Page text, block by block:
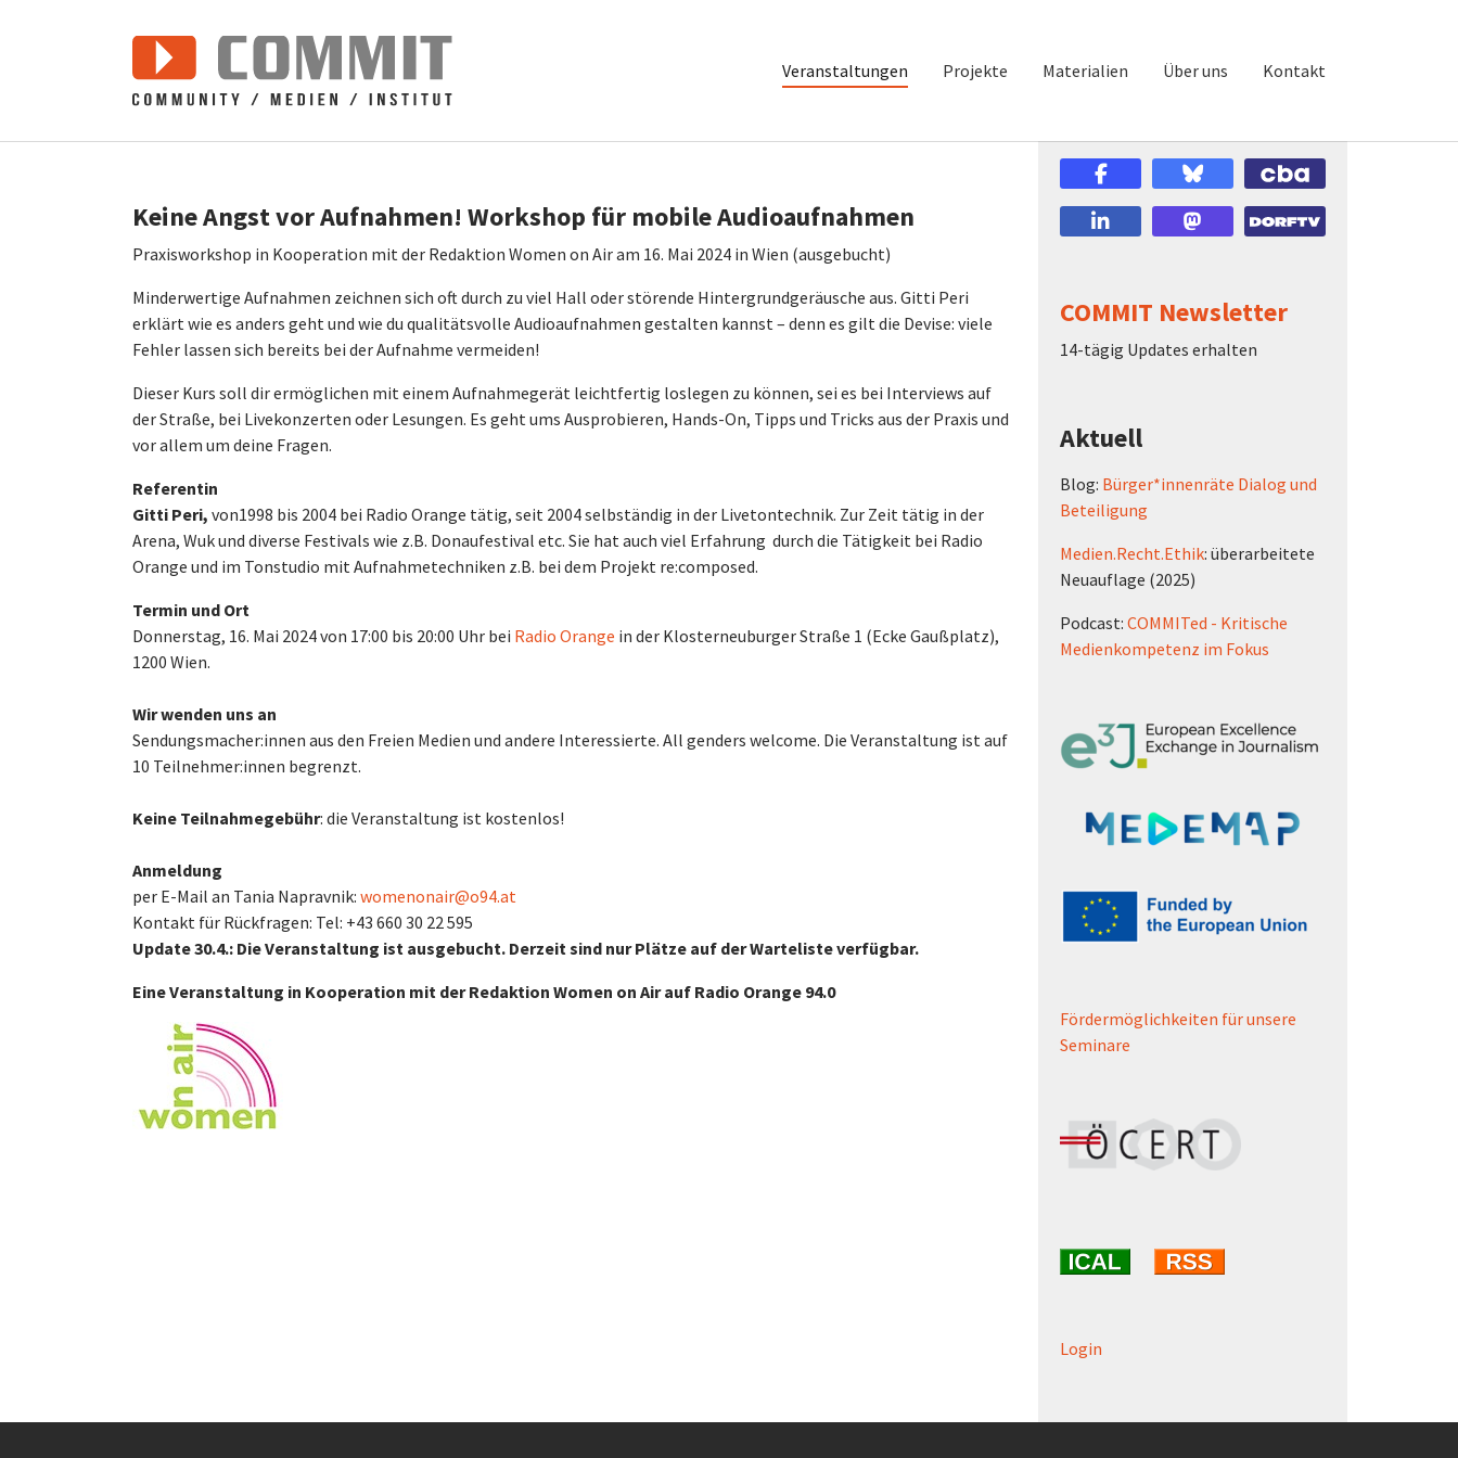
Veranstaltungen Projekte Materialien Über uns Kontakt
Keine Angst vor Aufnahmen! Workshop für mobile Audioaufnahmen
Praxisworkshop in Kooperation mit der Redaktion Women on Air am 16. Mai 2024 in Wien (ausgebucht)
Minderwertige Aufnahmen zeichnen sich oft durch zu viel Hall oder störende Hintergrundgeräusche aus. Gitti Peri
erklärt wie es anders geht und wie du qualitätsvolle Audioaufnahmen gestalten kannst – denn es gilt die Devise: viele
Fehler lassen sich bereits bei der Aufnahme vermeiden!
Dieser Kurs soll dir ermöglichen mit einem Aufnahmegerät leichtfertig loslegen zu können, sei es bei Interviews auf
der Straße, bei Livekonzerten oder Lesungen. Es geht ums Ausprobieren, Hands-On, Tipps und Tricks aus der Praxis und
vor allem um deine Fragen.
Referentin
Gitti Peri, von1998 bis 2004 bei Radio Orange tätig, seit 2004 selbständig in der Livetontechnik. Zur Zeit tätig in der
Arena, Wuk und diverse Festivals wie z.B. Donaufestival etc. Sie hat auch viel Erfahrung durch die Tätigkeit bei Radio
Orange und im Tonstudio mit Aufnahmetechniken z.B. bei dem Projekt re:composed.
Termin und Ort
Donnerstag, 16. Mai 2024 von 17:00 bis 20:00 Uhr bei Radio Orange in der Klosterneuburger Straße 1 (Ecke Gaußplatz),
1200 Wien.
Wir wenden uns an
Sendungsmacher:innen aus den Freien Medien und andere Interessierte. All genders welcome. Die Veranstaltung ist auf
10 Teilnehmer:innen begrenzt.
Keine Teilnahmegebühr: die Veranstaltung ist kostenlos!
Anmeldung
per E-Mail an Tania Napravnik: womenonair@o94.at
Kontakt für Rückfragen: Tel: +43 660 30 22 595
Update 30.4.: Die Veranstaltung ist ausgebucht. Derzeit sind nur Plätze auf der Warteliste verfügbar.
Eine Veranstaltung in Kooperation mit der Redaktion Women on Air auf Radio Orange 94.0
COMMIT Newsletter
14-tägig Updates erhalten
Aktuell
Blog: Bürger*innenräte Dialog und
Beteiligung
Medien.Recht.Ethik: überarbeitete
Neuauflage (2025)
Podcast: COMMITed - Kritische
Medienkompetenz im Fokus
Fördermöglichkeiten für unsere
Seminare
Login